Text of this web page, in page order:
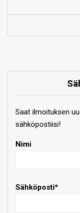
Saat ilmoituksen
sähköpostiisi!
Nimi
Sähköposti*